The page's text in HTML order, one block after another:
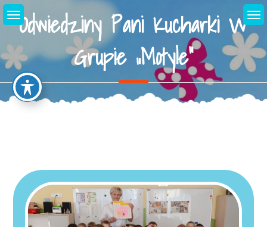
Skip
to
contentOdwiedziny Pani Kucharki W
Grupie „Motyle”